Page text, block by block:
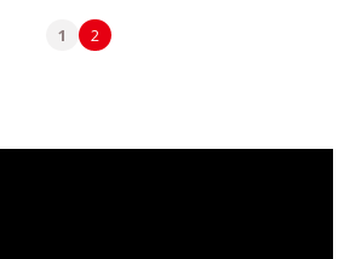
1 2